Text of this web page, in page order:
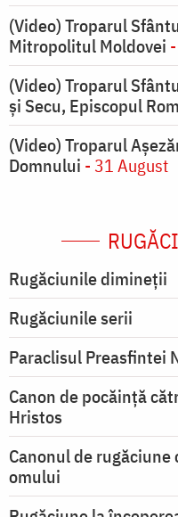
(Video) Troparul
Mitropolitul Moldovei
(Video) Troparul
și Secu, Episcopul
(Video) Troparul
Domnului - 31 August
Rugăciunile dimineții
Rugăciunile serii
Paraclisul Preasfintei
Canon de pocăință
Hristos
Canonul de
omului